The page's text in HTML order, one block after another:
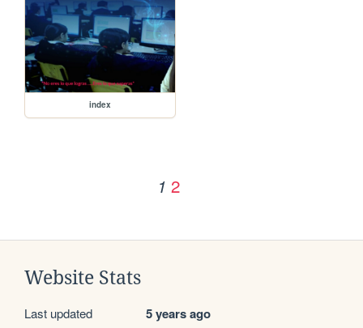
index
1 2
Website Stats
Last updated 5 years ago